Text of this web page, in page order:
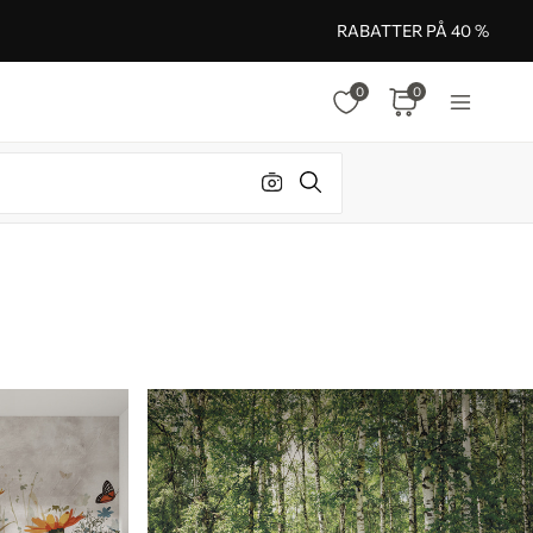
RABATTER PÅ 40 %
0 0